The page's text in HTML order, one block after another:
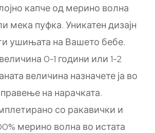
капче од мерино волна
мека пуфка. Уникатен дизајн
ушињата на Вашето бебе.
0-1 години или 1-2
величина назначете ја во
на нарачката.
со ракавички и
мерино волна во истата